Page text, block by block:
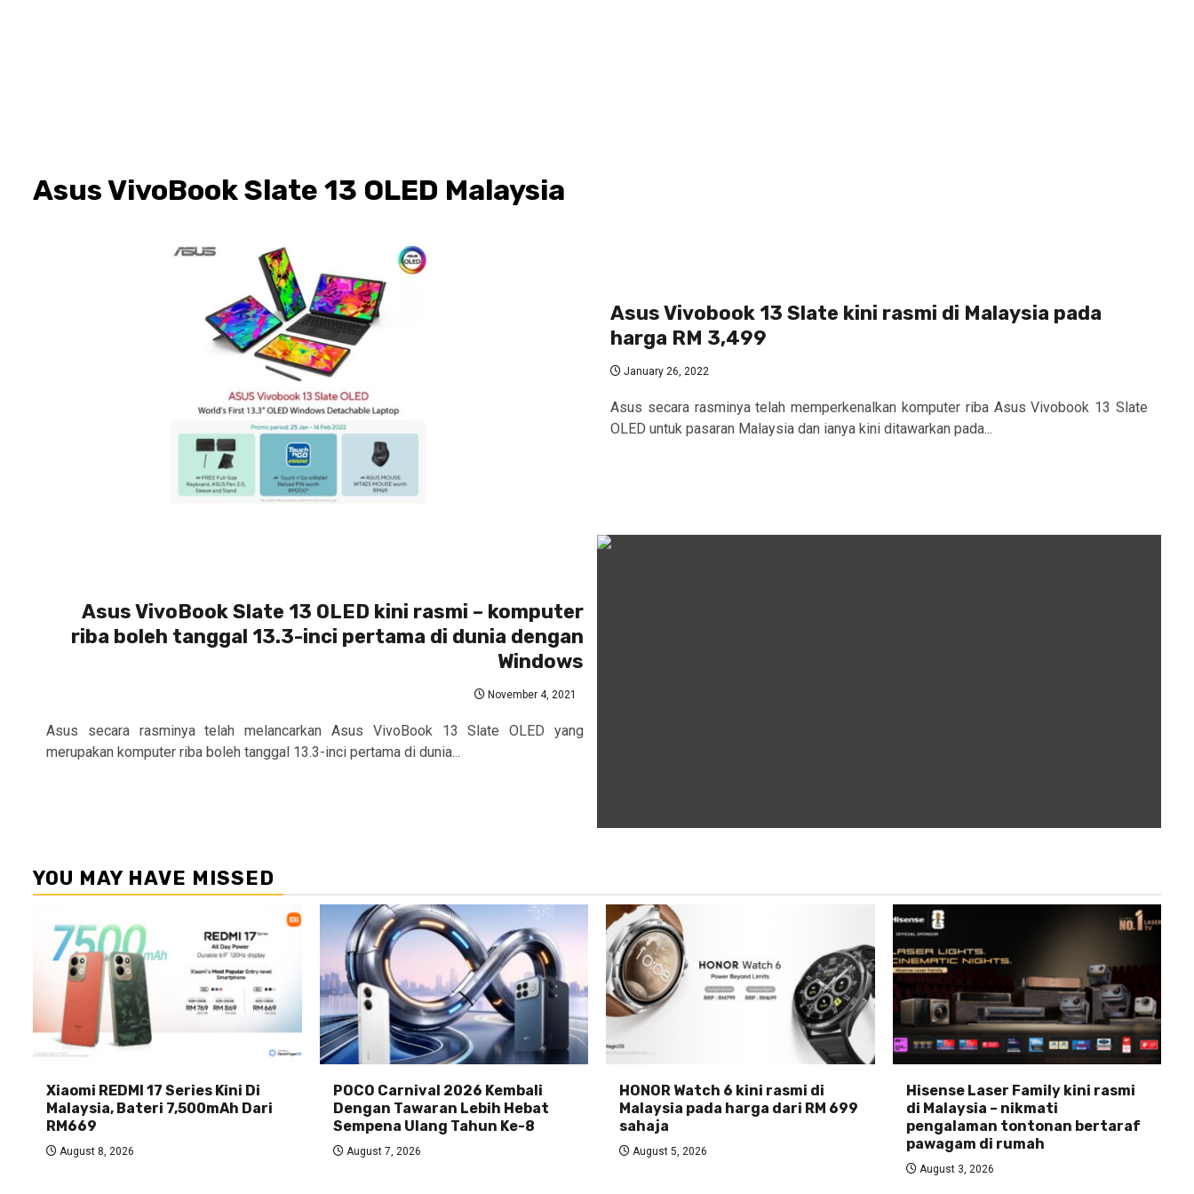
Asus VivoBook Slate 13 OLED Malaysia
Asus Vivobook 13 Slate kini rasmi di Malaysia pada
harga RM 3,499
January 26, 2022
Asus secara rasminya telah memperkenalkan komputer riba Asus Vivobook 13 Slate
OLED untuk pasaran Malaysia dan ianya kini ditawarkan pada...
Asus VivoBook Slate 13 OLED kini rasmi – komputer
riba boleh tanggal 13.3-inci pertama di dunia dengan
Windows
November 4, 2021
Asus secara rasminya telah melancarkan Asus VivoBook 13 Slate OLED yang
merupakan komputer riba boleh tanggal 13.3-inci pertama di dunia...
YOU MAY HAVE MISSED
Xiaomi REDMI 17 Series Kini Di
Malaysia, Bateri 7,500mAh Dari
RM669
August 8, 2026
POCO Carnival 2026 Kembali
Dengan Tawaran Lebih Hebat
Sempena Ulang Tahun Ke-8
August 7, 2026
HONOR Watch 6 kini rasmi di
Malaysia pada harga dari RM 699
sahaja
August 5, 2026
Hisense Laser Family kini rasmi
di Malaysia – nikmati
pengalaman tontonan bertaraf
pawagam di rumah
August 3, 2026